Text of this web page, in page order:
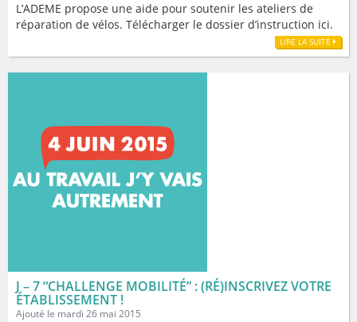
L’ADEME propose une aide pour soutenir les ateliers de
réparation de vélos. Télécharger le dossier d’instruction ici.
LIRE LA SUITE
J – 7 “CHALLENGE MOBILITÉ” : (RÉ)INSCRIVEZ VOTRE
ÉTABLISSEMENT !
Ajouté le mardi 26 mai 2015